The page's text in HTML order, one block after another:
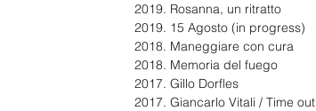
Regista
2019. Rosanna, un ritratto
2019. 15 Agosto (in progress)
2018. Maneggiare con cura
2018. Memoria del fuego
2017. Gillo Dorfles
2017. Giancarlo Vitali / Time out